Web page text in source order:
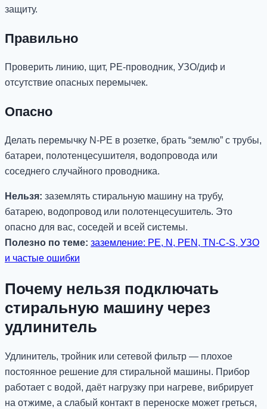
защиту.
Правильно
Проверить линию, щит, PE-проводник, УЗО/диф и
отсутствие опасных перемычек.
Опасно
Делать перемычку N-PE в розетке, брать “землю” с трубы,
батареи, полотенцесушителя, водопровода или
соседнего случайного проводника.
Нельзя: заземлять стиральную машину на трубу,
батарею, водопровод или полотенцесушитель. Это
опасно для вас, соседей и всей системы.
Полезно по теме: заземление: PE, N, PEN, TN-C-S, УЗО
и частые ошибки
Почему нельзя подключать
стиральную машину через
удлинитель
Удлинитель, тройник или сетевой фильтр — плохое
постоянное решение для стиральной машины. Прибор
работает с водой, даёт нагрузку при нагреве, вибрирует
на отжиме, а слабый контакт в переноске может греться,